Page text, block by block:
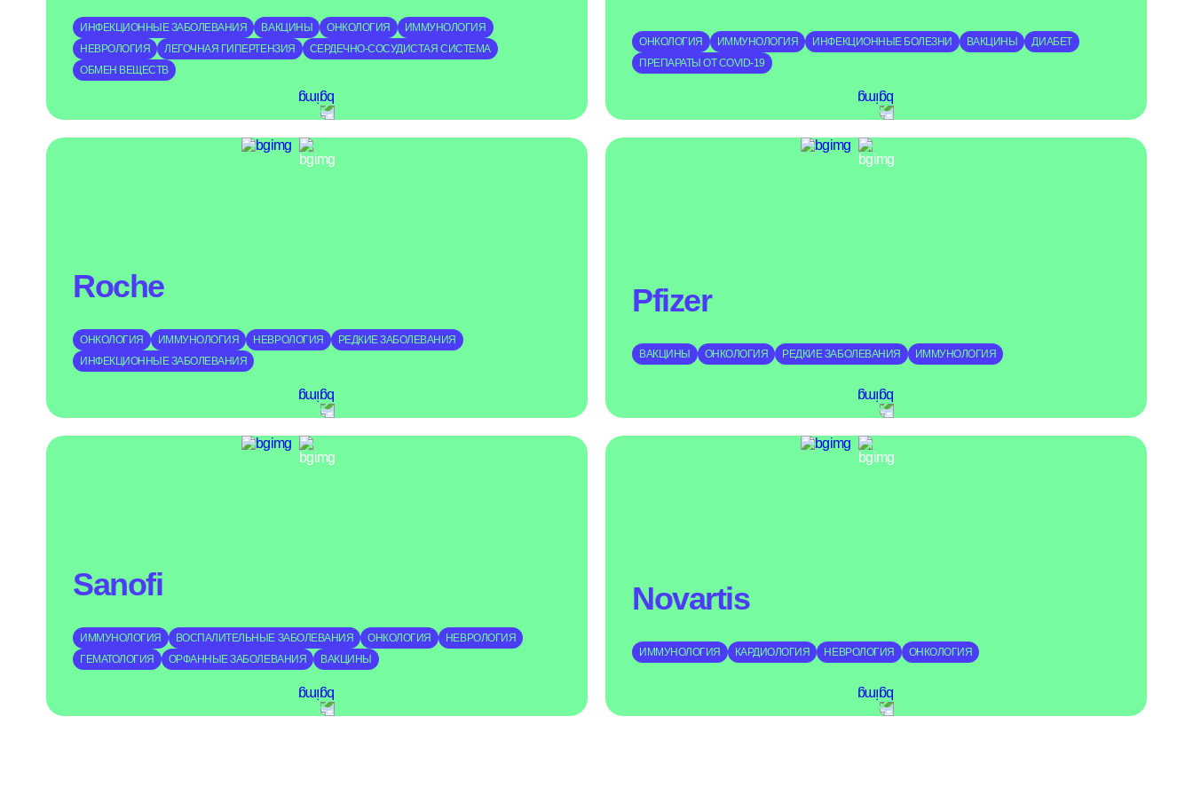
ИНФЕКЦИОННЫЕ ЗАБОЛЕВАНИЯ ВАКЦИНЫ ОНКОЛОГИЯ
ИММУНОЛОГИЯ
НЕВРОЛОГИЯ
ЛЕГОЧНАЯ ГИПЕРТЕНЗИЯ
СЕРДЕЧНО-СОСУДИСТАЯ СИСТЕМА
ОБМЕН ВЕЩЕСТВ
ОНКОЛОГИЯ ИММУНОЛОГИЯ ИНФЕКЦИОННЫЕ БОЛЕЗНИ ВАКЦИНЫ
ДИАБЕТ
ПРЕПАРАТЫ ОТ COVID-19
Roche
ОНКОЛОГИЯ ИММУНОЛОГИЯ НЕВРОЛОГИЯ
РЕДКИЕ ЗАБОЛЕВАНИЯ
ИНФЕКЦИОННЫЕ ЗАБОЛЕВАНИЯ
Pfizer
ВАКЦИНЫ ОНКОЛОГИЯ РЕДКИЕ ЗАБОЛЕВАНИЯ ИММУНОЛОГИЯ
Sanofi
ИММУНОЛОГИЯ ВОСПАЛИТЕЛЬНЫЕ ЗАБОЛЕВАНИЯ ОНКОЛОГИЯ
НЕВРОЛОГИЯ
ГЕМАТОЛОГИЯ
ОРФАННЫЕ ЗАБОЛЕВАНИЯ ВАКЦИНЫ
Novartis
ИММУНОЛОГИЯ КАРДИОЛОГИЯ НЕВРОЛОГИЯ ОНКОЛОГИЯ